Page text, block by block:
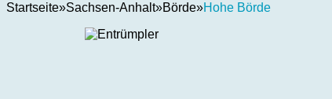
Startseite»Sachsen-Anhalt»Börde»Hohe Börde